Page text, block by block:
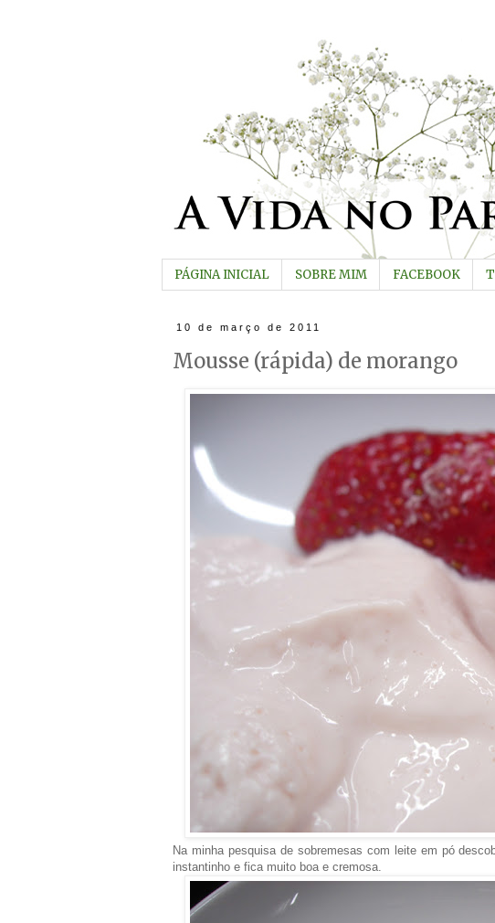
PÁGINA INICIAL SOBRE MIM FACEBOOK
10 de março de 2011
Mousse (rápida) de morango
Na minha pesquisa de sobremesas com leite em pó
instantinho e fica muito boa e cremosa.